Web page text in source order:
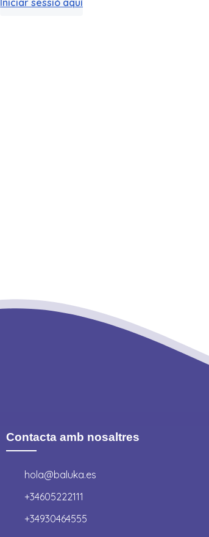
Contacta amb nosaltres
hola@baluka.es
+34605222111
+34930464555